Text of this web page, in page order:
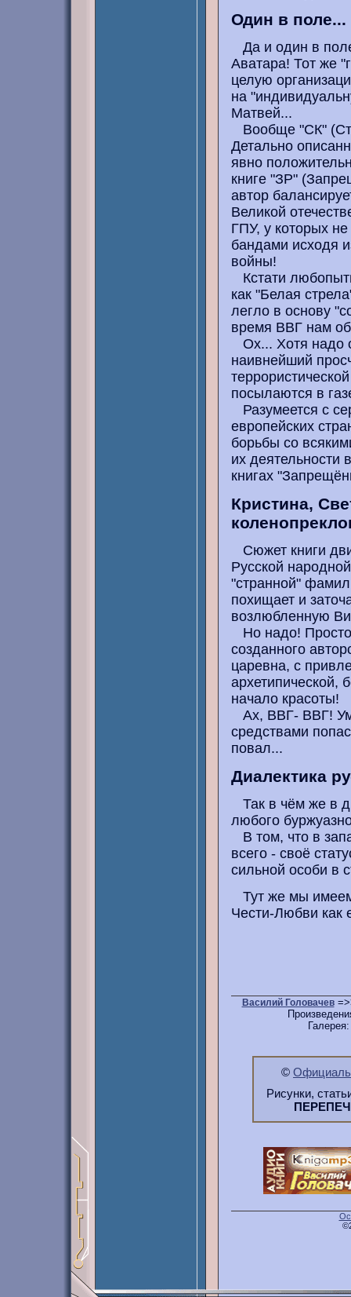
Один в поле...
Да и один в
Аватара! Тот же
целую
на
Матвей...
Вообще "СК"
Детально
явно
книге "ЗР"
автор
Великой
ГПУ, у которых
бандами исходя
войны!
Кстати
как "Белая
легло в основу
время ВВГ нам об
Ох... Хотя надо
наивнейший
посылаются в
Разумеется с
европейских
борьбы со
их деятельности
книгах
Кристина,
Сюжет книги
Русской
"странной"
похищает и
возлюбленную
Но надо! Просто
созданного
царевна, с
архетипической,
начало красоты!
Ах, ВВГ- ВВГ!
средствами
повал...
Диалектика
Так в чём же в
любого
В том, что в
всего - своё
сильной особи в
Тут же мы
Чести-Любви как
Василий Головачев
©
Рисунки,